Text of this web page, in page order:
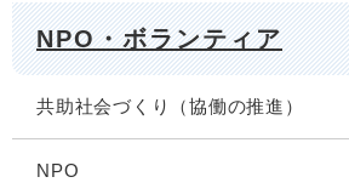
NPO・ボランティア
共助社会づくり（協働の推進）
NPO